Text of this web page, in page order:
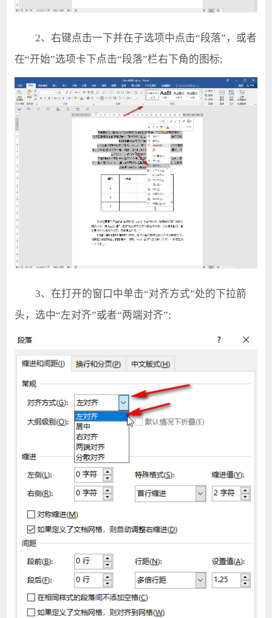
2、右键点击一下并在子选项中点击“段落”，或者
在“开始”选项卡下点击“段落”栏右下角的图标;
3、在打开的窗口中单击“对齐方式”处的下拉箭
头，选中“左对齐”或者“两端对齐”;